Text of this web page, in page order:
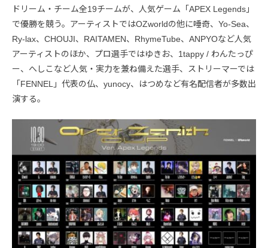
ドリーム・チーム全19チームが、人気ゲーム「APEX Legends」
で優勝を競う。アーティストではOZworldの他に唾奇、Yo-Sea、
Ry-lax、CHOUJI、RAITAMEN、RhymeTube、ANPYOなど人気
アーティストのほか、プロ選手ではゆきお、1tappy / わんたっぴ
ー、へしこなど人気・実力を兼ね備えた選手、ストリーマーでは
「FENNEL」代表の仏、yunocy、はつめなど有名配信者が多数出
演する。